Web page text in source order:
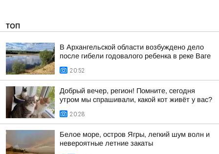
ТОП
В Архангельской области возбуждено дело
после гибели годовалого ребенка в реке Ваге
20:52
Добрый вечер, регион! Помните, сегодня
утром мы спрашивали, какой кот живёт у вас?
20:28
Белое море, остров Ягры, легкий шум волн и
невероятные летние закаты